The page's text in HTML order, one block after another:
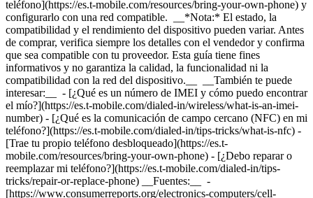
teléfono](https://es.t-mobile.com/resources/bring-your-own-phone) y
configurarlo con una red compatible. __*Nota:* El estado, la
compatibilidad y el rendimiento del dispositivo pueden variar. Antes
de comprar, verifica siempre los detalles con el vendedor y confirma
que sea compatible con tu proveedor. Esta guía tiene fines
informativos y no garantiza la calidad, la funcionalidad ni la
compatibilidad con la red del dispositivo.__ __También te puede
interesar:__ - [¿Qué es un número de IMEI y cómo puedo encontrar
el mío?](https://es.t-mobile.com/dialed-in/wireless/what-is-an-imei-
number) - [​​​​​​​¿Qué es la comunicación de campo cercano (NFC) en mi
teléfono?](https://es.t-mobile.com/dialed-in/tips-tricks/what-is-nfc) -
[Trae tu propio teléfono desbloqueado](https://es.t-
mobile.com/resources/bring-your-own-phone) - [¿Debo reparar o
reemplazar mi teléfono?](https://es.t-mobile.com/dialed-in/tips-
tricks/repair-or-replace-phone) __Fuentes:__ -
[https://www.consumerreports.org/electronics-computers/cell-